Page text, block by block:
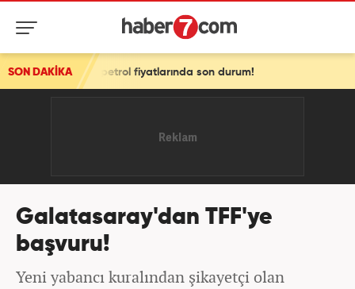
SON DAKİKA
petrol fiyatlarında son durum!
Galatasaray'dan TFF'ye
başvuru!
Yeni yabancı kuralından şikayetçi olan